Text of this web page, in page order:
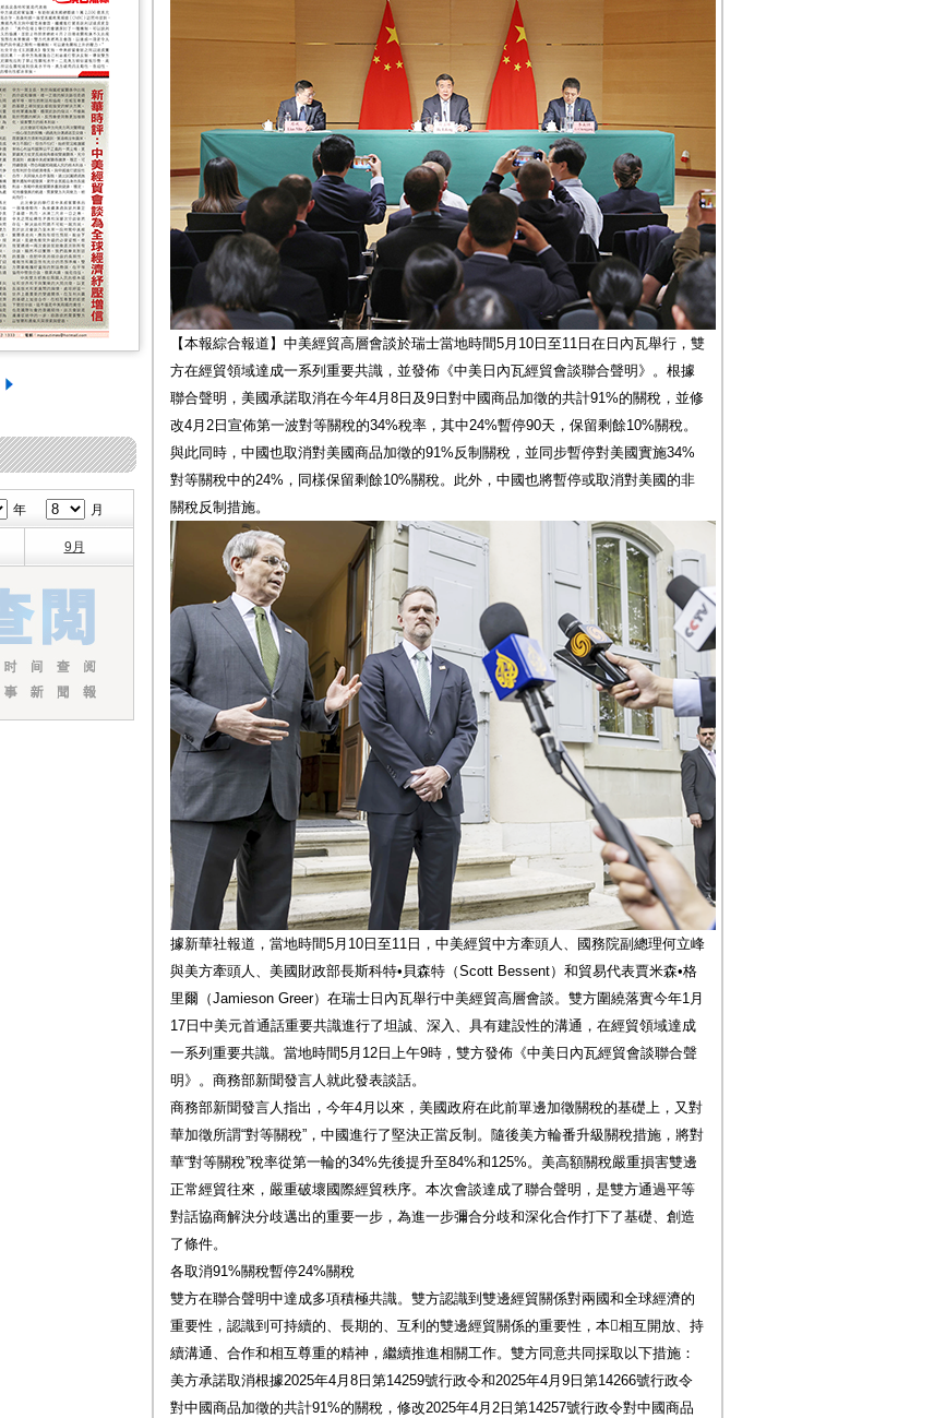
年 月
9月
【本報綜合報道】中美經貿高層會談於瑞士當地時間5月10日至11日在日內瓦舉行，雙
方在經貿領域達成一系列重要共識，並發佈《中美日內瓦經貿會談聯合聲明》。根據
聯合聲明，美國承諾取消在今年4月8日及9日對中國商品加徵的共計91%的關稅，並修
改4月2日宣佈第一波對等關稅的34%稅率，其中24%暫停90天，保留剩餘10%關稅。
與此同時，中國也取消對美國商品加徵的91%反制關稅，並同步暫停對美國實施34%
對等關稅中的24%，同樣保留剩餘10%關稅。此外，中國也將暫停或取消對美國的非
關稅反制措施。
據新華社報道，當地時間5月10日至11日，中美經貿中方牽頭人、國務院副總理何立峰
與美方牽頭人、美國財政部長斯科特•貝森特（Scott Bessent）和貿易代表賈米森•格
里爾（Jamieson Greer）在瑞士日內瓦舉行中美經貿高層會談。雙方圍繞落實今年1月
17日中美元首通話重要共識進行了坦誠、深入、具有建設性的溝通，在經貿領域達成
一系列重要共識。當地時間5月12日上午9時，雙方發佈《中美日內瓦經貿會談聯合聲
明》。商務部新聞發言人就此發表談話。
商務部新聞發言人指出，今年4月以來，美國政府在此前單邊加徵關稅的基礎上，又對
華加徵所謂“對等關稅”，中國進行了堅決正當反制。隨後美方輪番升級關稅措施，將對
華“對等關稅”稅率從第一輪的34%先後提升至84%和125%。美高額關稅嚴重損害雙邊
正常經貿往來，嚴重破壞國際經貿秩序。本次會談達成了聯合聲明，是雙方通過平等
對話協商解決分歧邁出的重要一步，為進一步彌合分歧和深化合作打下了基礎、創造
了條件。
各取消91%關稅暫停24%關稅
雙方在聯合聲明中達成多項積極共識。雙方認識到雙邊經貿關係對兩國和全球經濟的
重要性，認識到可持續的、長期的、互利的雙邊經貿關係的重要性，本相互開放、持
續溝通、合作和相互尊重的精神，繼續推進相關工作。雙方同意共同採取以下措施：
美方承諾取消根據2025年4月8日第14259號行政令和2025年4月9日第14266號行政令
對中國商品加徵的共計91%的關稅，修改2025年4月2日第14257號行政令對中國商品